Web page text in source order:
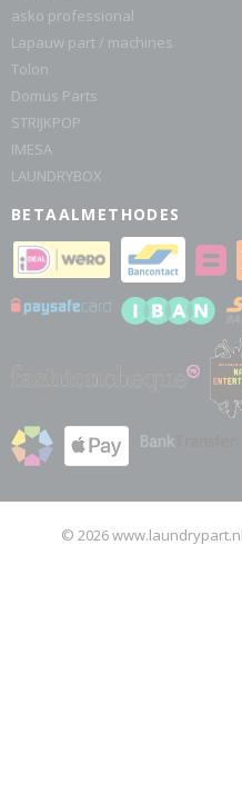
asko professional
Lapauw part / machines
Tolon
Domus Parts
STRIJKPOP
IMESA
LAUNDRYBOX
BETAALMETHODES
© 2026